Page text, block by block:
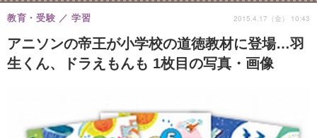
アニソンの帝王が小学校の道徳教材に登場…羽
生くん、ドラえもんも 1枚目の写真・画像
教育・受験 学習 2015.4.17（金） 10:43